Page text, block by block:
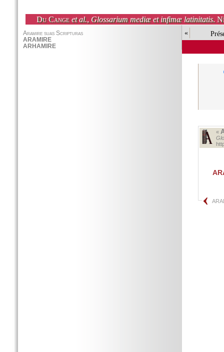
Du Cange et al., Glossarium mediæ et infimæ latinitatis.
«
«